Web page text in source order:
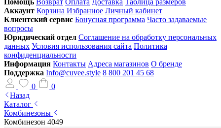
Помощь Возврат Оплата Доставка Таблица размеров
Аккаунт Корзина Избранное Личный кабинет
Клиентский сервис Бонусная программа Часто задаваемые
вопросы
Юридический отдел Соглашение на обработку персональных
данных Условия использования сайта Политика
конфиденциальности
Информация Контакты Адреса магазинов О бренде
Поддержка Info@cuvee.style 8 800 201 45 68
0
0
Назад
Каталог
Комбинезоны
Комбинезон 4049